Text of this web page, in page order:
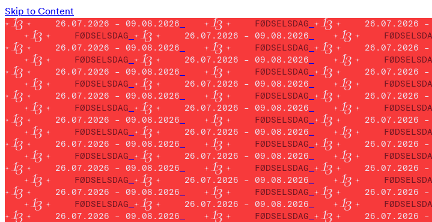
Skip to Content
26.07.2026 – 09.08.2026 FØDSELSDAG 26.07.2026
FØDSELSDAG
26.07.2026 – 09.08.2026
26.07.2026 – 09.08.2026
FØDSELSDAG 26.07.2026
FØDSELSDAG
26.07.2026 – 09.08.2026
26.07.2026 – 09.08.2026
FØDSELSDAG 26.07.2026
FØDSELSDAG
26.07.2026 – 09.08.2026
26.07.2026 – 09.08.2026
FØDSELSDAG 26.07.2026
FØDSELSDAG
26.07.2026 – 09.08.2026
26.07.2026 – 09.08.2026
FØDSELSDAG 26.07.2026
FØDSELSDAG
26.07.2026 – 09.08.2026
26.07.2026 – 09.08.2026
FØDSELSDAG 26.07.2026
FØDSELSDAG
26.07.2026 – 09.08.2026
26.07.2026 – 09.08.2026
FØDSELSDAG 26.07.2026
FØDSELSDAG
26.07.2026 – 09.08.2026
26.07.2026 – 09.08.2026
FØDSELSDAG 26.07.2026
FØDSELSDAG
26.07.2026 – 09.08.2026
26.07.2026 – 09.08.2026
FØDSELSDAG 26.07.2026